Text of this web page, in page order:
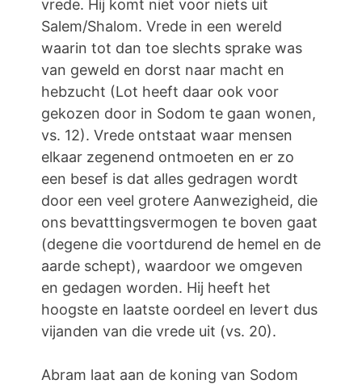
vrede. Hij komt niet voor niets uit
Salem/Shalom. Vrede in een wereld
waarin tot dan toe slechts sprake was
van geweld en dorst naar macht en
hebzucht (Lot heeft daar ook voor
gekozen door in Sodom te gaan wonen,
vs. 12). Vrede ontstaat waar mensen
elkaar zegenend ontmoeten en er zo
een besef is dat alles gedragen wordt
door een veel grotere Aanwezigheid, die
ons bevatttingsvermogen te boven gaat
(degene die voortdurend de hemel en de
aarde schept), waardoor we omgeven
en gedagen worden. Hij heeft het
hoogste en laatste oordeel en levert dus
vijanden van die vrede uit (vs. 20).
Abram laat aan de koning van Sodom